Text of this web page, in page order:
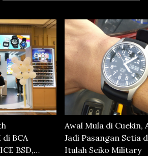
di BCA
BSD,
Awal Mula di Cuekin,
Jadi Pasangan Setia
Itulah Seiko Military